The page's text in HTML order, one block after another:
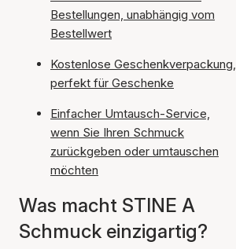
Bestellungen, unabhängig vom
Bestellwert
Kostenlose Geschenkverpackung,
perfekt für Geschenke
Einfacher Umtausch-Service,
wenn Sie Ihren Schmuck
zurückgeben oder umtauschen
möchten
Was macht STINE A
Schmuck einzigartig?